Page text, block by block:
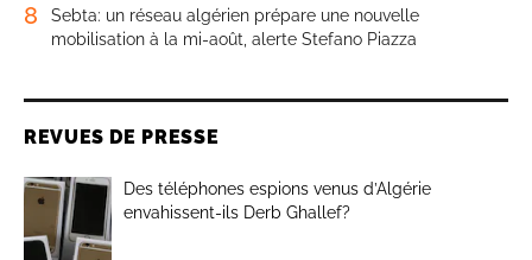
8
Sebta: un réseau algérien prépare une nouvelle
mobilisation à la mi-août, alerte Stefano Piazza
REVUES DE PRESSE
Des téléphones espions venus d’Algérie
envahissent-ils Derb Ghallef?